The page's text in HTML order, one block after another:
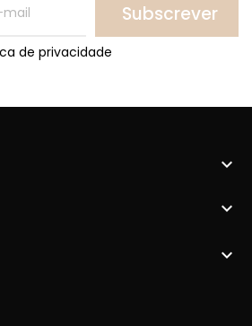
Subscrever
de privacidade


